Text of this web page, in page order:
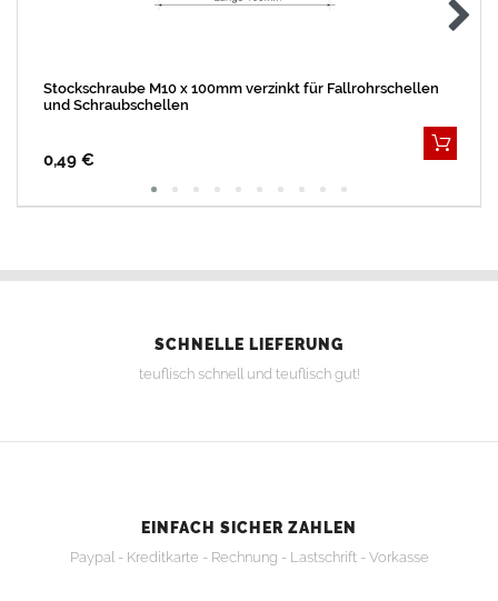
Stockschraube M10 x 100mm verzinkt für Fallrohrschellen
und Schraubschellen
0,49 €
SCHNELLE LIEFERUNG
teuflisch schnell und teuflisch gut!
EINFACH SICHER ZAHLEN
Paypal - Kreditkarte - Rechnung - Lastschrift - Vorkasse